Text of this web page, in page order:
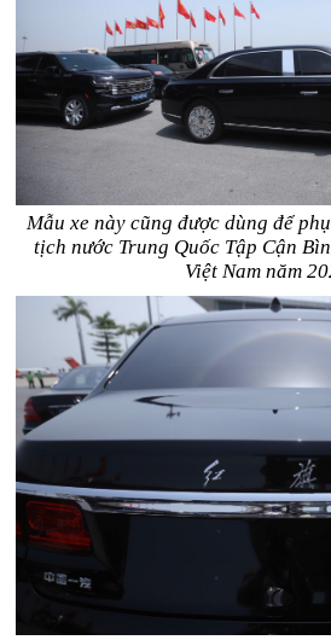
Mẫu xe này cũng được dùng để
tịch nước Trung Quốc Tập Cận
Việt Nam năm